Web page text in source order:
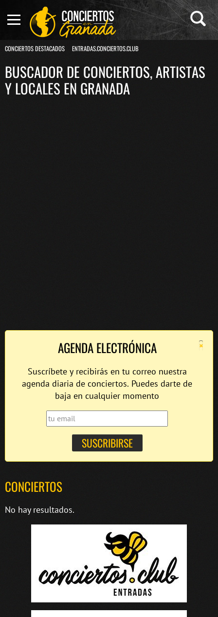
CONCIERTOS DESTACADOS ENTRADAS.CONCIERTOS.CLUB
BUSCADOR DE CONCIERTOS, ARTISTAS
Y LOCALES EN GRANADA
×
AGENDA ELECTRÓNICA
Suscríbete y recibirás en tu correo nuestra
agenda diaria de conciertos. Puedes darte de
baja en cualquier momento
CONCIERTOS
No hay resultados.